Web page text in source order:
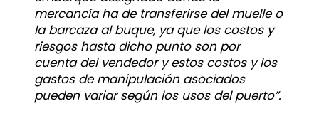
mercancía ha de transferirse del muelle o
la barcaza al buque, ya que los costos y
riesgos hasta dicho punto son por
cuenta del vendedor y estos costos y los
gastos de manipulación asociados
pueden variar según los usos del puerto”.